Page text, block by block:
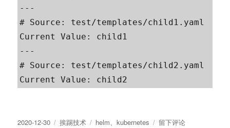
---
# Source: test/templates/child1.yaml
Current Value: child1
---
# Source: test/templates/child2.yaml
Current Value: child2
发
2020-12-30
分
挨踢技术
标
helm、kubernetes
于
留下评论